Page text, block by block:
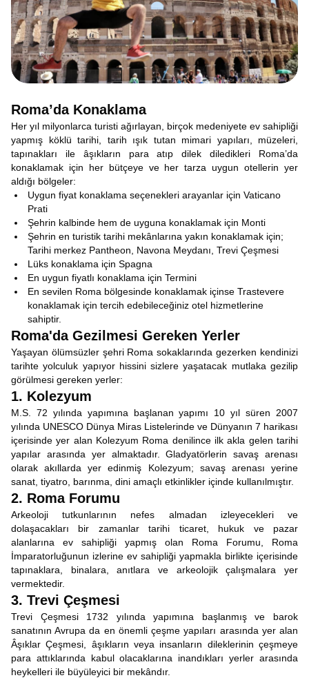
Roma’da Konaklama
Her yıl milyonlarca turisti ağırlayan, birçok medeniyete ev sahipliği
yapmış köklü tarihi, tarih ışık tutan mimari yapıları, müzeleri,
tapınakları ile âşıkların para atıp dilek diledikleri Roma’da
konaklamak için her bütçeye ve her tarza uygun otellerin yer
aldığı bölgeler:
Uygun fiyat konaklama seçenekleri arayanlar için Vaticano
Prati
Şehrin kalbinde hem de uyguna konaklamak için Monti
Şehrin en turistik tarihi mekânlarına yakın konaklamak için;
Tarihi merkez Pantheon, Navona Meydanı, Trevi Çeşmesi
Lüks konaklama için Spagna
En uygun fiyatlı konaklama için Termini
En sevilen Roma bölgesinde konaklamak içinse Trastevere
konaklamak için tercih edebileceğiniz otel hizmetlerine
sahiptir.
Roma'da Gezilmesi Gereken Yerler
Yaşayan ölümsüzler şehri Roma sokaklarında gezerken kendinizi
tarihte yolculuk yapıyor hissini sizlere yaşatacak mutlaka gezilip
görülmesi gereken yerler:
1. Kolezyum
M.S. 72 yılında yapımına başlanan yapımı 10 yıl süren 2007
yılında UNESCO Dünya Miras Listelerinde ve Dünyanın 7 harikası
içerisinde yer alan Kolezyum Roma denilince ilk akla gelen tarihi
yapılar arasında yer almaktadır. Gladyatörlerin savaş arenası
olarak akıllarda yer edinmiş Kolezyum; savaş arenası yerine
sanat, tiyatro, barınma, dini amaçlı etkinlikler içinde kullanılmıştır.
2. Roma Forumu
Arkeoloji tutkunlarının nefes almadan izleyecekleri ve
dolaşacakları bir zamanlar tarihi ticaret, hukuk ve pazar
alanlarına ev sahipliği yapmış olan Roma Forumu, Roma
İmparatorluğunun izlerine ev sahipliği yapmakla birlikte içerisinde
tapınaklara, binalara, anıtlara ve arkeolojik çalışmalara yer
vermektedir.
3. Trevi Çeşmesi
Trevi Çeşmesi 1732 yılında yapımına başlanmış ve barok
sanatının Avrupa da en önemli çeşme yapıları arasında yer alan
Âşıklar Çeşmesi, âşıkların veya insanların dileklerinin çeşmeye
para attıklarında kabul olacaklarına inandıkları yerler arasında
heykelleri ile büyüleyici bir mekândır.